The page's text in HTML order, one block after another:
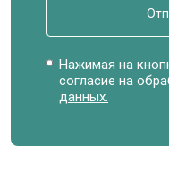
Нажимая на
согласие на
данных.